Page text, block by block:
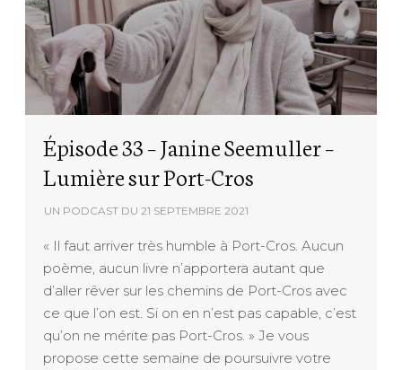
Épisode 33 – Janine Seemuller –
Lumière sur Port-Cros
UN PODCAST DU21 SEPTEMBRE 2021
« Il faut arriver très humble à Port-Cros. Aucun
poème, aucun livre n’apportera autant que
d’aller rêver sur les chemins de Port-Cros avec
ce que l’on est. Si on en n’est pas capable, c’est
qu’on ne mérite pas Port-Cros. » Je vous
propose cette semaine de poursuivre votre